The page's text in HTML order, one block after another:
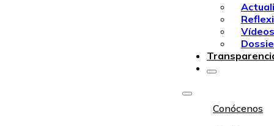
Vídeos
Conócenos